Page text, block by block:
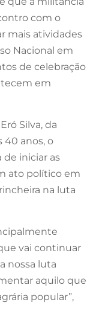
com o
mais atividades
Nacional em
de celebração
em
Silva, da
40 anos, o
iniciar as
ato político em
na luta
vai continuar
nossa luta
aquilo que
popular”,